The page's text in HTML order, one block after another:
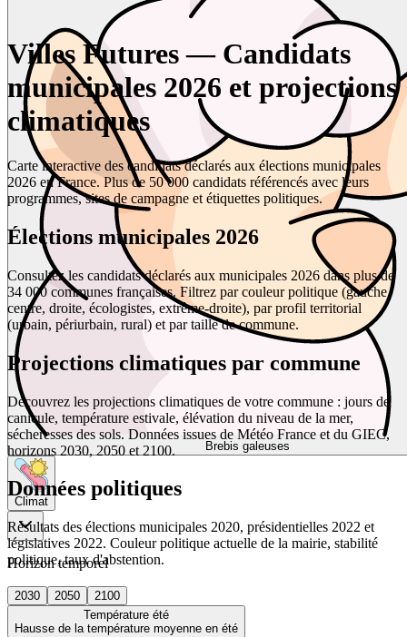
Brebis galeuses
Climat
Horizon temporel
2030 2050
2100
Température été
Hausse de la température moyenne en été
Villes Futures — Candidats
municipales 2026 et projections
climatiques
Carte interactive des candidats déclarés aux élections municipales
2026 en France. Plus de 50 000 candidats référencés avec leurs
programmes, sites de campagne et étiquettes politiques.
Élections municipales 2026
Consultez les candidats déclarés aux municipales 2026 dans plus de
34 000 communes françaises. Filtrez par couleur politique (gauche,
centre, droite, écologistes, extrême-droite), par profil territorial
(urbain, périurbain, rural) et par taille de commune.
Projections climatiques par commune
Découvrez les projections climatiques de votre commune : jours de
canicule, température estivale, élévation du niveau de la mer,
sécheresses des sols. Données issues de Météo France et du GIEC,
horizons 2030, 2050 et 2100.
Données politiques
Résultats des élections municipales 2020, présidentielles 2022 et
législatives 2022. Couleur politique actuelle de la mairie, stabilité
politique, taux d'abstention.